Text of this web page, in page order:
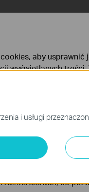
i usługi
aby usprawnić
wyświetlanych treści.
na ten temat
działania
w celu
treści.
wykorzystywane
co